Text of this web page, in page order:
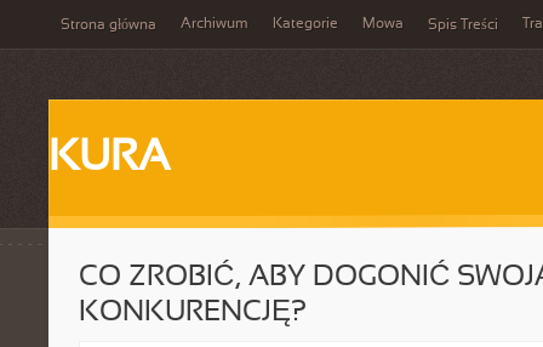
Strona główna Archiwum Kategorie Mowa Spis Treści
KURA
CO ZROBIĆ, ABY DOGONIĆ
KONKURENCJĘ?